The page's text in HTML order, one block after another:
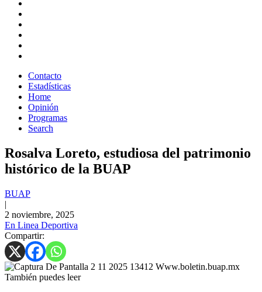
Contacto
Estadísticas
Home
Opinión
Programas
Search
Rosalva Loreto, estudiosa del patrimonio
histórico de la BUAP
BUAP
|
2 noviembre, 2025
En Linea Deportiva
Compartir:
También puedes leer